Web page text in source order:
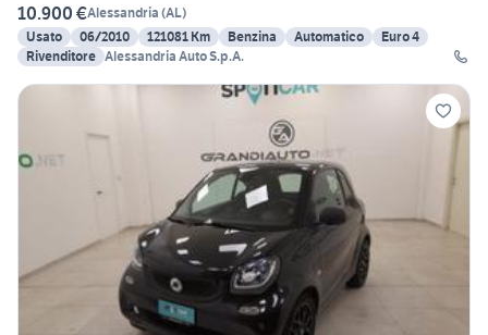
10.900 €Alessandria (AL)
Usato
06/2010 121081 Km Benzina Automatico
Euro 4
Rivenditore Alessandria Auto S.p.A.